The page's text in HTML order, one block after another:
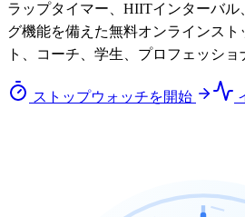
ラップタイマー、HIITインターバル
グ機能を備えた無料オンラインス
ト、コーチ、学生、プロフェッショ
ストップウォッチを開始